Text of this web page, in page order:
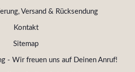
Versand & Rücksendung
Kontakt
Sitemap
- Wir freuen uns auf Deinen Anruf!